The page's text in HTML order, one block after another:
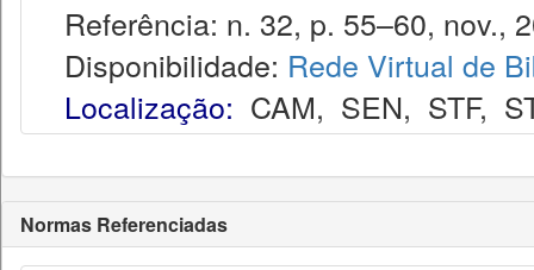
Referência: n. 32, p. 55–60, nov.,
Disponibilidade: Rede Virtual de
Localização: CAM, SEN, STF,
Normas Referenciadas